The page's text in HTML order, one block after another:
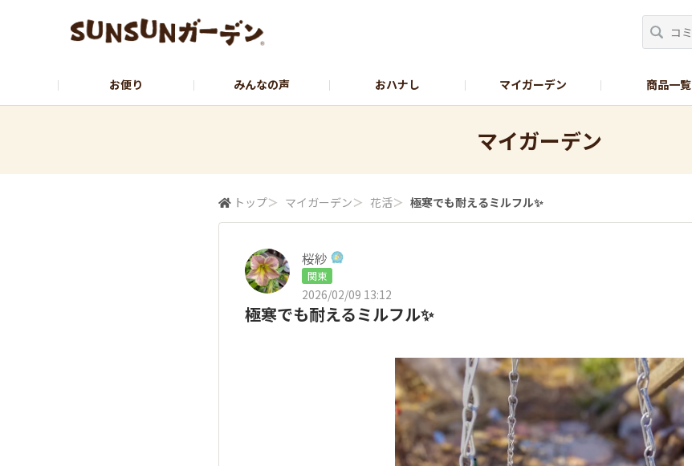
お便り みんなの声 おハナし マイガーデン 商品一覧
マイガーデン
トップ＞ マイガーデン＞ 花活＞ 極寒でも耐えるミルフル✨️
桜紗
関東
2026/02/09 13:12
極寒でも耐えるミルフル✨️